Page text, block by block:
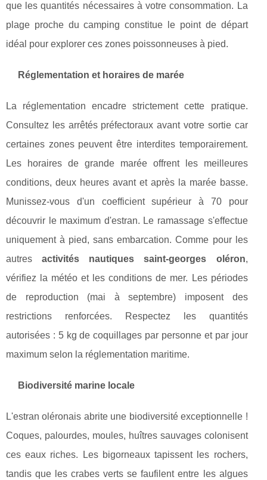
que les quantités nécessaires à votre consommation. La
plage proche du camping constitue le point de départ
idéal pour explorer ces zones poissonneuses à pied.
Réglementation et horaires de marée
La réglementation encadre strictement cette pratique.
Consultez les arrêtés préfectoraux avant votre sortie car
certaines zones peuvent être interdites temporairement.
Les horaires de grande marée offrent les meilleures
conditions, deux heures avant et après la marée basse.
Munissez-vous d'un coefficient supérieur à 70 pour
découvrir le maximum d'estran. Le ramassage s'effectue
uniquement à pied, sans embarcation. Comme pour les
autresactivités nautiques saint-georges oléron,
vérifiez la météo et les conditions de mer. Les périodes
de reproduction (mai à septembre) imposent des
restrictions renforcées. Respectez les quantités
autorisées : 5 kg de coquillages par personne et par jour
maximum selon la réglementation maritime.
Biodiversité marine locale
L'estran oléronais abrite une biodiversité exceptionnelle !
Coques, palourdes, moules, huîtres sauvages colonisent
ces eaux riches. Les bigorneaux tapissent les rochers,
tandis que les crabes verts se faufilent entre les algues